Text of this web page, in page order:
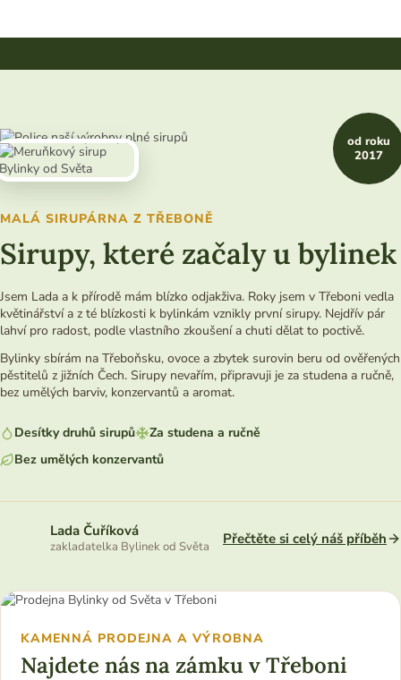
MALÁ SIRUPÁRNA Z TŘEBONĚ
Sirupy, které začaly u bylinek
Jsem Lada a k přírodě mám blízko odjakživa. Roky jsem v Třeboni vedla
květinářství a z té blízkosti k bylinkám vznikly první sirupy. Nejdřív pár
lahví pro radost, podle vlastního zkoušení a chuti dělat to poctivě.
Bylinky sbírám na Třeboňsku, ovoce a zbytek surovin beru od ověřených
pěstitelů z jižních Čech. Sirupy nevařím, připravuji je za studena a ručně,
bez umělých barviv, konzervantů a aromat.
Desítky druhů sirupů
Za studena a ručně
Bez umělých konzervantů
Lada Čuříková
zakladatelka Bylinek od Světa Přečtěte si celý náš příběh
od roku
2017
KAMENNÁ PRODEJNA A VÝROBNA
Najdete nás na zámku v Třeboni